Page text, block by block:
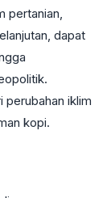
pertanian,
dapat
perubahan iklim
kopi.